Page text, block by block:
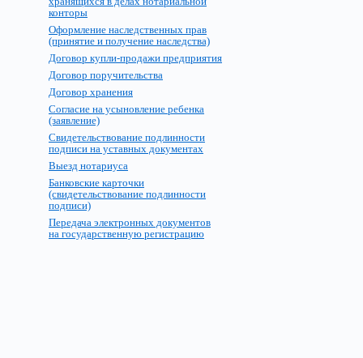
конторы
Оформление наследственных прав
(принятие и получение наследства)
Договор купли-продажи предприятия
Договор поручительства
Договор хранения
Согласие на усыновление ребенка
(заявление)
Свидетельствование подлинности
подписи на уставных документах
Выезд нотариуса
Банковские карточки
(свидетельствование подлинности
подписи)
Передача электронных документов
на государственную регистрацию